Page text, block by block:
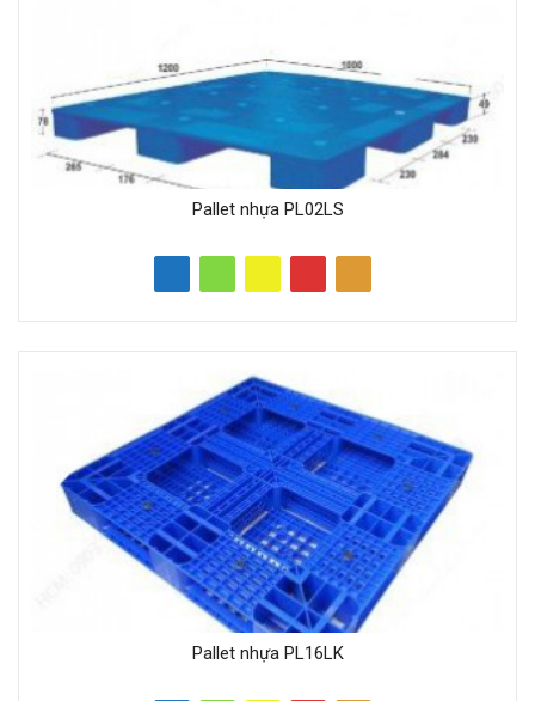
Pallet nhựa PL02LS
Pallet nhựa PL16LK